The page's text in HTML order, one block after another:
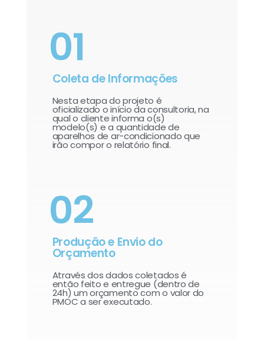
01
Coleta de Informações
Nesta etapa do projeto é
oficializado o início da consultoria, na
qual o cliente informa o(s)
modelo(s) e a quantidade de
aparelhos de ar-condicionado que
irão compor o relatório final.​
02
Produção e Envio do
Orçamento
Através dos dados coletados é
então feito e entregue (dentro de
24h) um orçamento com o valor do
PMOC a ser executado.